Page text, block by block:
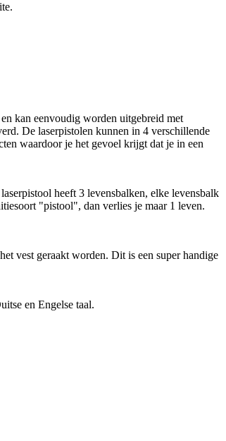
kan eenvoudig worden uitgebreid met
De laserpistolen kunnen in 4 verschillende
waardoor je het gevoel krijgt dat je in een
heeft 3 levensbalken, elke levensbalk
"pistool", dan verlies je maar 1 leven.
vest geraakt worden. Dit is een super handige
en Engelse taal.